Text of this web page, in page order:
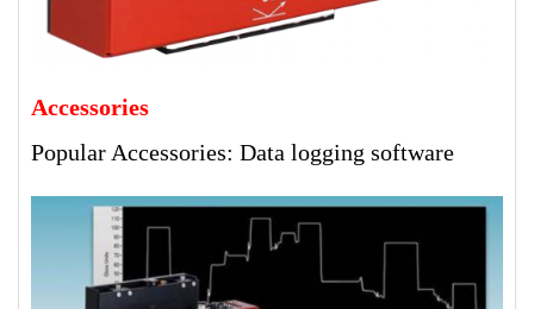
Accessories
Popular Accessories: Data logging software